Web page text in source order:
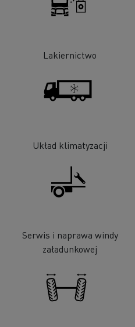
Lakiernictwo
Układ klimatyzacji
Serwis i naprawa windy
załadunkowej